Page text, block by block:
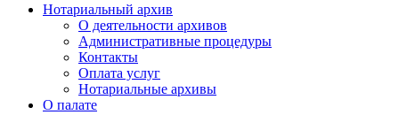
Нотариальный архив
О деятельности архивов
Административные процедуры
Контакты
Оплата услуг
Нотариальные архивы
О палате